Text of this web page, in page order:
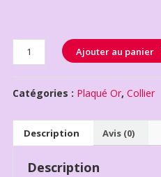
Quantité Ajouter au panier
Catégories : Plaqué Or, Collier
Description Avis (0)
Description